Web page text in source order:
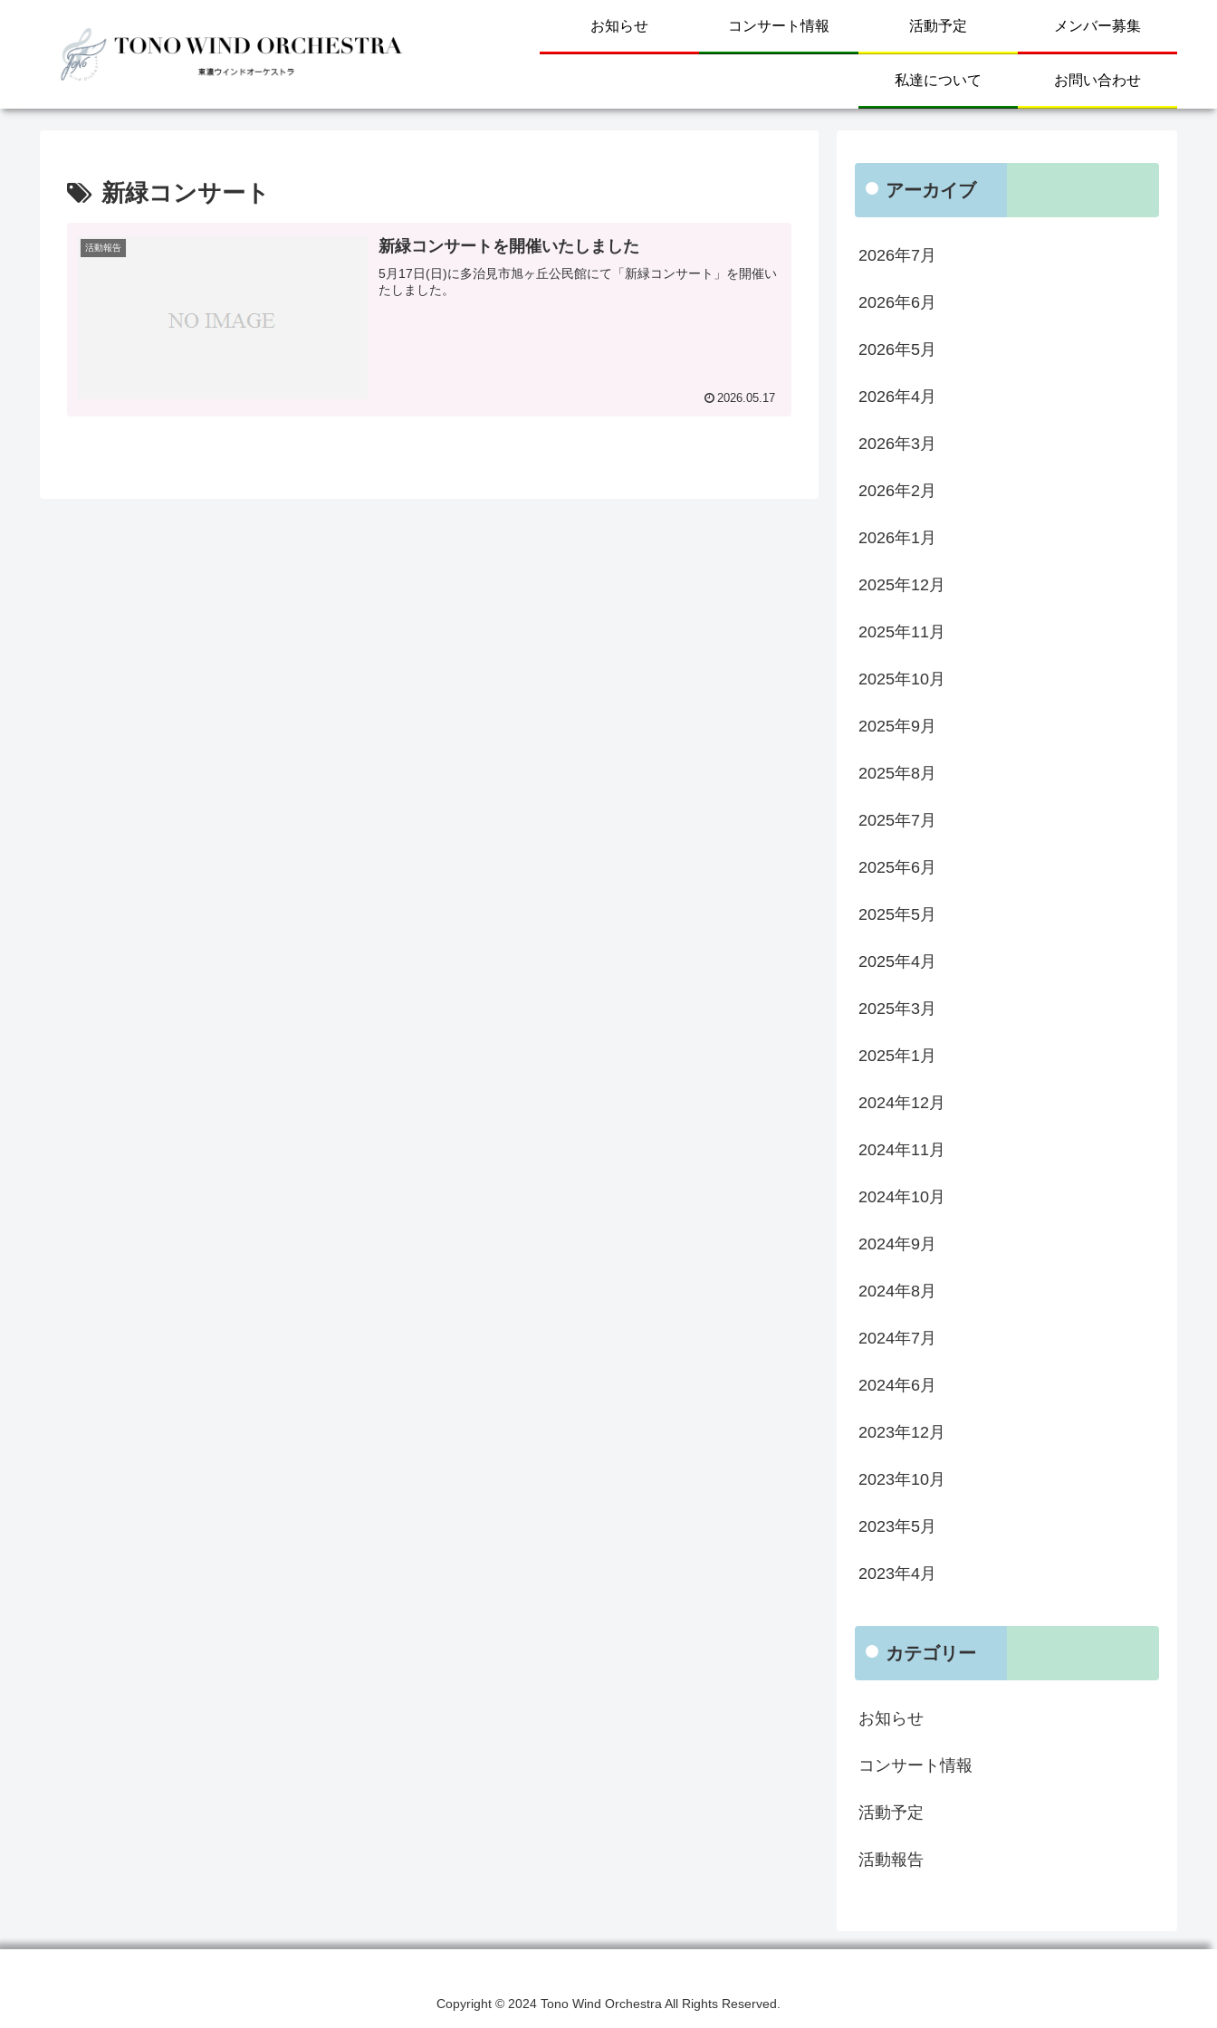
お知らせ コンサート情報 活動予定 メンバー募集
私達について お問い合わせ
新緑コンサート
活動報告 新緑コンサートを開催いたしました
5月17日(日)に多治見市旭ヶ丘公民館にて「新緑コンサート」を開催い
たしました。
2026.05.17
アーカイブ
2026年7月
2026年6月
2026年5月
2026年4月
2026年3月
2026年2月
2026年1月
2025年12月
2025年11月
2025年10月
2025年9月
2025年8月
2025年7月
2025年6月
2025年5月
2025年4月
2025年3月
2025年1月
2024年12月
2024年11月
2024年10月
2024年9月
2024年8月
2024年7月
2024年6月
2023年12月
2023年10月
2023年5月
2023年4月
カテゴリー
お知らせ
コンサート情報
活動予定
活動報告
Copyright © 2024 Tono Wind Orchestra All Rights Reserved.